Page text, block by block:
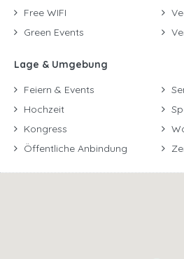
Free WIFI
Green Events
Lage & Umgebung
Feiern & Events
Hochzeit
Kongress
Öffentliche Anbindung